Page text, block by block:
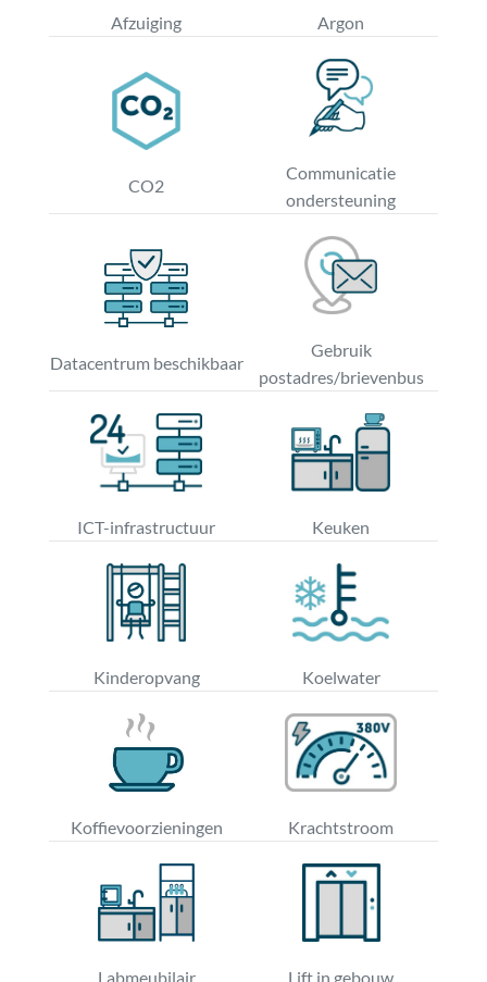
Afzuiging Argon
CO2
Communicatie
ondersteuning
Datacentrum beschikbaar
Gebruik
postadres/brievenbus
ICT-infrastructuur Keuken
Kinderopvang Koelwater
Koffievoorzieningen Krachtstroom
Labmeubilair Lift in gebouw